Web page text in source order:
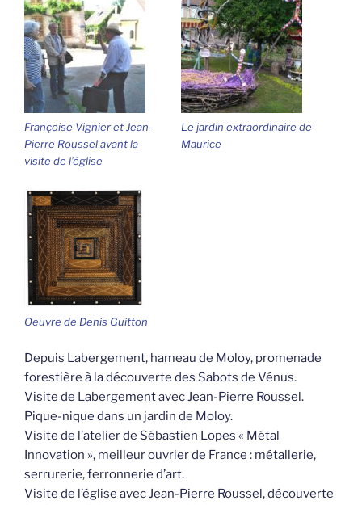
Françoise Vignier et Jean-
Pierre Roussel avant la
visite de l’église
Le jardin extraordinaire de
Maurice
Oeuvre de Denis Guitton
Depuis Labergement, hameau de Moloy, promenade
forestière à la découverte des Sabots de Vénus.
Visite de Labergement avec Jean-Pierre Roussel.
Pique-nique dans un jardin de Moloy.
Visite de l’atelier de Sébastien Lopes « Métal
Innovation », meilleur ouvrier de France : métallerie,
serrurerie, ferronnerie d’art.
Visite de l’église avec Jean-Pierre Roussel, découverte